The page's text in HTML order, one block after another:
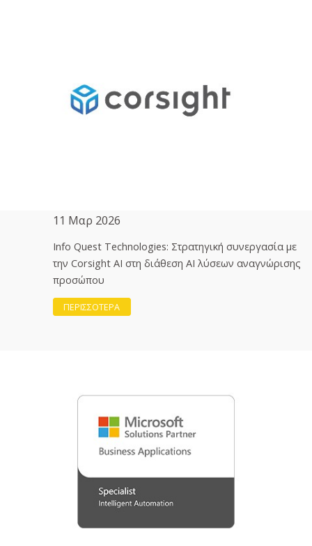
11 Μαρ 2026
Info Quest Technologies: Στρατηγική συνεργασία με
την Corsight AI στη διάθεση ΑΙ λύσεων αναγνώρισης
προσώπου
ΠΕΡΙΣΣΟΤΕΡΑ